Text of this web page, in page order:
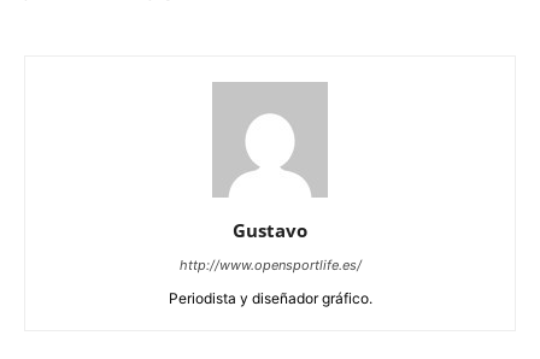
Gustavo
http://www.opensportlife.es/
Periodista y diseñador gráfico.